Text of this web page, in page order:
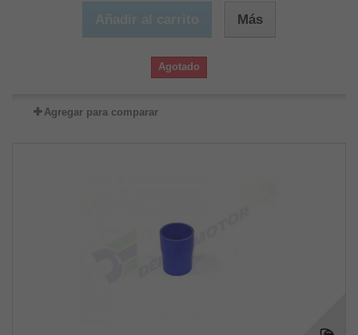
Más
Agotado
Agregar para comparar